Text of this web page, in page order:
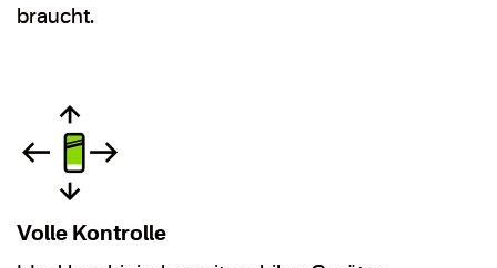
braucht.
Volle Kontrolle